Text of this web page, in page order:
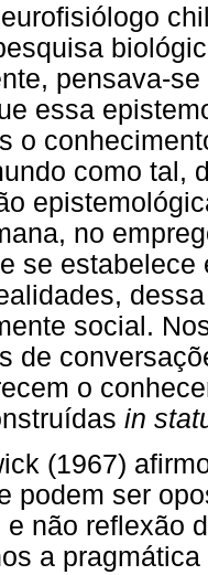
pensava-
essa
o
como tal,
no
se estabelece
social.
de
o
in
(1967)
podem ser
não reflexão
a